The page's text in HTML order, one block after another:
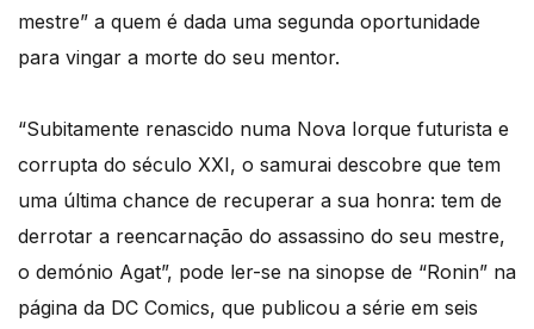
mestre” a quem é dada uma segunda oportunidade
para vingar a morte do seu mentor.
“Subitamente renascido numa Nova Iorque futurista e
corrupta do século XXI, o samurai descobre que tem
uma última chance de recuperar a sua honra: tem de
derrotar a reencarnação do assassino do seu mestre,
o demónio Agat”, pode ler-se na sinopse de “Ronin” na
página da DC Comics, que publicou a série em seis